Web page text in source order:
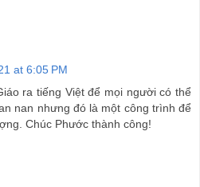
at 6:05 PM
ra tiếng Việt để mọi người có thể
nan nhưng đó là một công trình để
Chúc Phước thành công!